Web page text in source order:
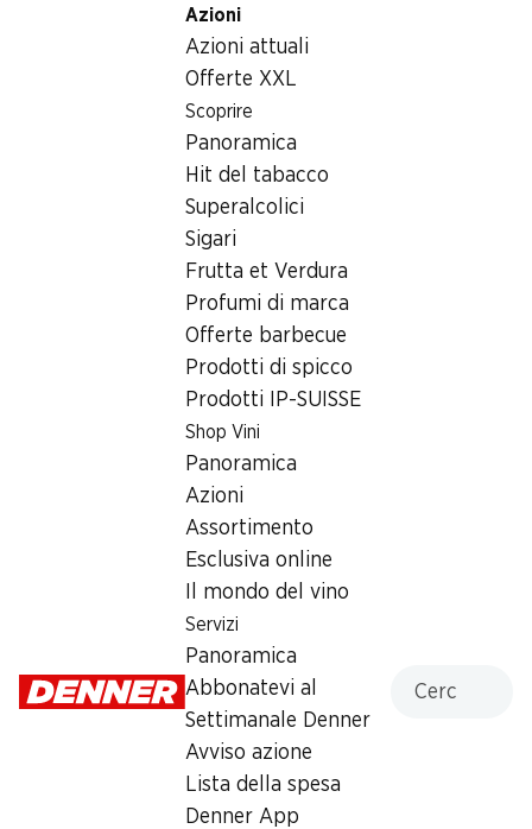
Azioni
Azioni attuali
Offerte XXL
Scoprire
Panoramica
Hit del tabacco
Superalcolici
Sigari
Frutta et Verdura
Profumi di marca
Offerte barbecue
Prodotti di spicco
Prodotti IP-SUISSE
Shop Vini
Panoramica
Azioni
Assortimento
Esclusiva online
Il mondo del vino
Servizi
Panoramica
Abbonatevi al
Settimanale Denner
Avviso azione
Lista della spesa
Denner App
Generi alimentari
Gelato Big Choc Denner
Gelato Big Choc Denner
con mandorle, 6 x 6 x 120 ml
Numero articolo1002031
Altri clienti hanno acquistato